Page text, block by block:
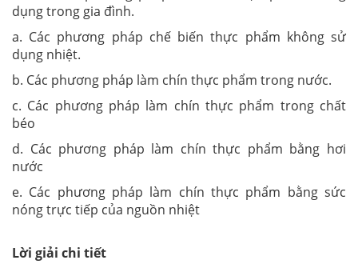
dụng trong gia đình.
a. Các phương pháp chế biến thực phẩm không sử
dụng nhiệt.
b. Các phương pháp làm chín thực phẩm trong nước.
c. Các phương pháp làm chín thực phẩm trong chất
béo
d. Các phương pháp làm chín thực phẩm bằng hơi
nước
e. Các phương pháp làm chín thực phẩm bằng sức
nóng trực tiếp của nguồn nhiệt
Lời giải chi tiết